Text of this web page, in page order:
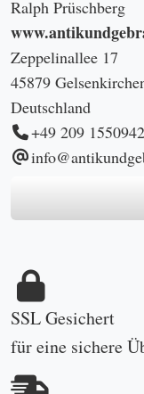
Ralph Prüschberg
Zeppelinallee 17
45879
Deutschland
+49 209 1550942
SSL Gesichert
für eine sichere